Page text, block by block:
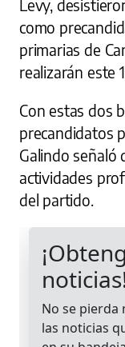
Levy,
como
primarias de
realizarán este
Con estas dos
precandidatos
Galindo señaló
actividades
del partido.